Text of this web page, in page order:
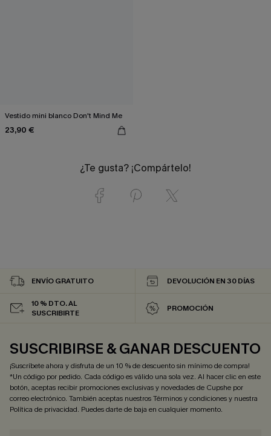
Vestido mini blanco Don't Mind Me
23,90 €
¿Te gusta? ¡Compártelo!
ENVÍO GRATUITO DEVOLUCIÓN EN 30 DÍAS
10 % DTO. AL
SUSCRIBIRTE
PROMOCIÓN
SUSCRIBIRSE & GANAR DESCUENTO
¡Suscríbete ahora y disfruta de un 10 % de descuento sin mínimo de compra!
*Un código por pedido. Cada código es válido una sola vez. Al hacer clic en este
botón, aceptas recibir promociones exclusivas y novedades de Cupshe por
correo electrónico. También aceptas nuestrosTérminos y condicionesy nuestra
Política de privacidad. Puedes darte de baja en cualquier momento.